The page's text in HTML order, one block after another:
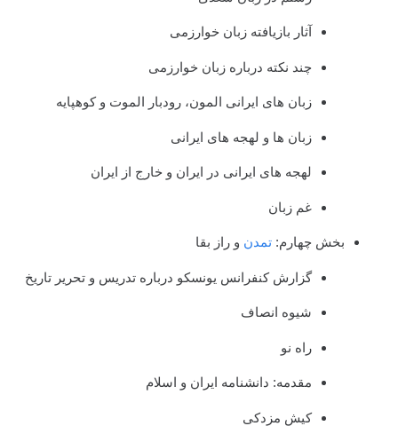
آثار بازیافته زبان خوارزمی
چند نکته درباره زبان خوارزمی
زبان های ایرانی المون، رودبار الموت و کوهپایه
زبان ها و لهجه های ایرانی
لهجه های ایرانی در ایران و خارج از ایران
غم زبان
بخش چهارم: تمدن و راز بقا
گزارش کنفرانس یونسکو درباره تدریس و تحریر تاریخ
شیوه انصاف
راه نو
مقدمه: دانشنامه ایران و اسلام
کیش مزدکی